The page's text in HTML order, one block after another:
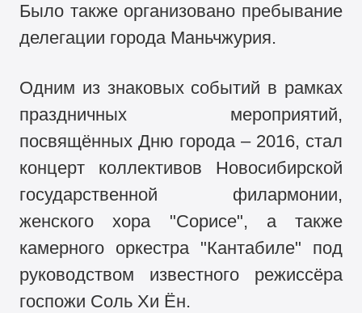
Было также организовано пребывание
делегации города Маньчжурия.
Одним из знаковых событий в рамках
праздничных мероприятий,
посвящённых Дню города – 2016, стал
концерт коллективов Новосибирской
государственной филармонии,
женского хора "Сорисе", а также
камерного оркестра "Кантабиле" под
руководством известного режиссёра
госпожи Соль Хи Ён.